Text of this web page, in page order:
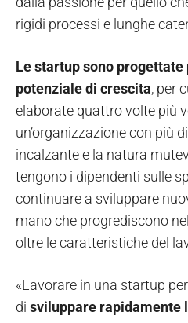
rigidi processi e lunghe
Le startup sono progettate
potenziale di crescita, per
elaborate quattro volte più
un’organizzazione con più
incalzante e la natura
tengono i dipendenti sulle
continuare a sviluppare
mano che progrediscono
oltre le caratteristiche del
«Lavorare in una startup
di sviluppare rapidamente